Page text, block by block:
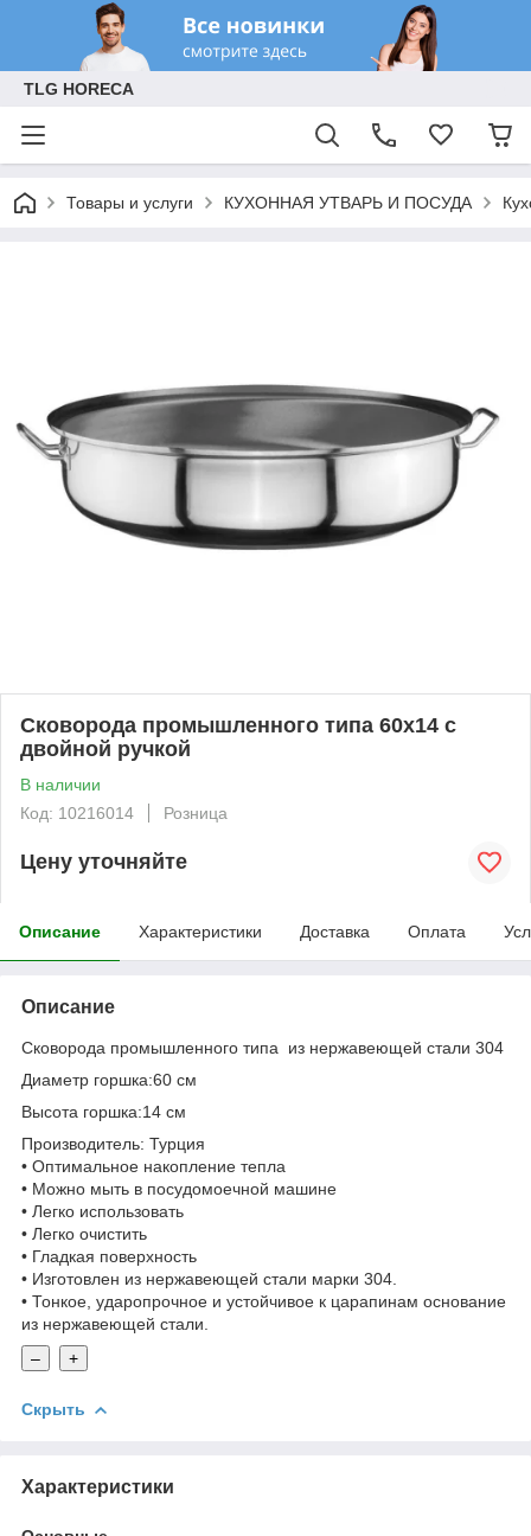
TLG HORECA
Товары и услуги КУХОННАЯ УТВАРЬ И ПОСУДА
Сковорода промышленного типа 60x14 с
двойной ручкой
В наличии
Код: 10216014
Розница
Цену уточняйте
Описание Характеристики Доставка Оплата
Описание
Сковорода промышленного типа из нержавеющей стали 304
Диаметр горшка:60 см
Высота горшка:14 см
Производитель: Турция
• Оптимальное накопление тепла
• Можно мыть в посудомоечной машине
• Легко использовать
• Легко очистить
• Гладкая поверхность
• Изготовлен из нержавеющей стали марки 304.
• Тонкое, ударопрочное и устойчивое к царапинам основание
из нержавеющей стали.
–
+
Скрыть
Характеристики